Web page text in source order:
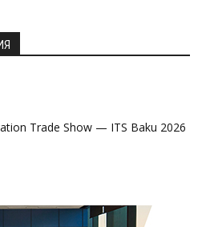
Trade Show — ITS Baku 2026